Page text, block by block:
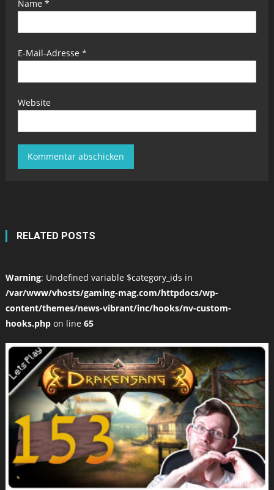
Name *
E-Mail-Adresse *
Website
RELATED POSTS
Warning: Undefined variable $category_ids in
/var/www/vhosts/gaming-mag.com/httpdocs/wp-
content/themes/news-vibrant/inc/hooks/nv-custom-
hooks.phpon line 65